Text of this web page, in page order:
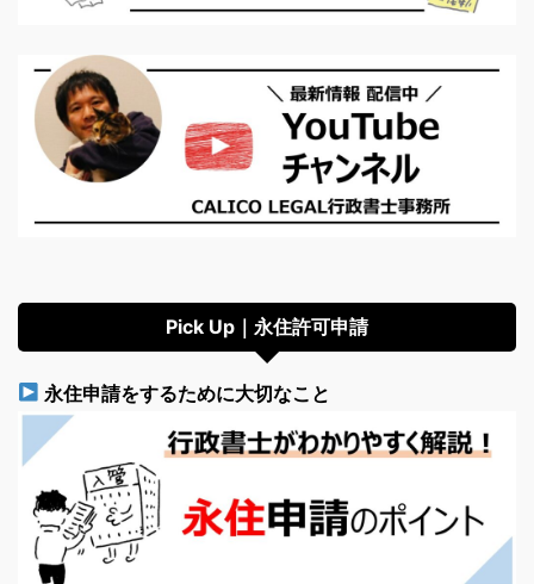
Pick Up｜永住許可申請
永住申請をするために大切なこと